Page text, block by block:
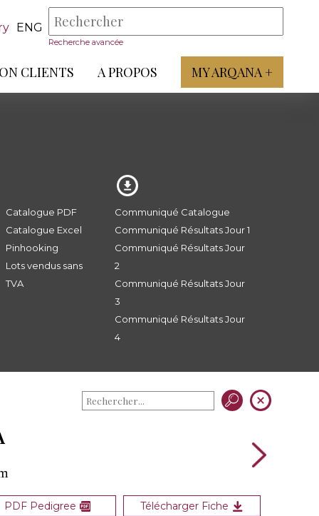
ENG
Recherche avancée
CLIENTS A PROPOS MY ARQANA +
Catalogue PDF
Catalogue Excel
Pinhooking
Lots vendus sans
TVA
Communiqué Catalogue
Communiqué Résultats Jour 1
Communiqué Résultats Jour
2
Communiqué Résultats Jour
3
Communiqué Résultats Jour
4
PDF Pedigree Télécharger Fiche